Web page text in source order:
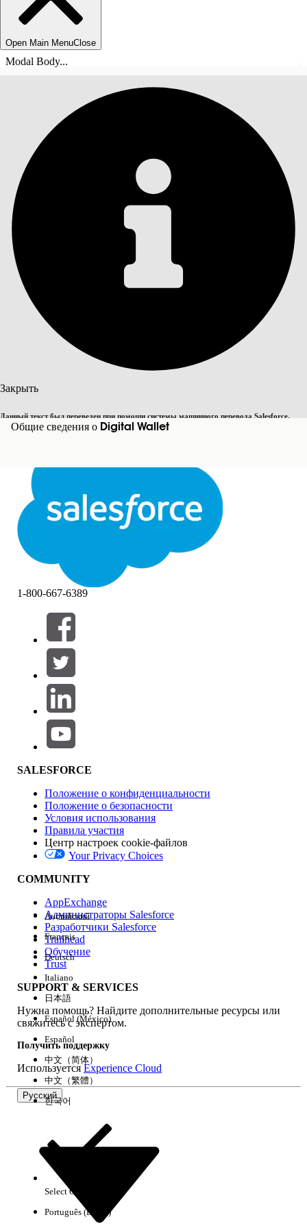
Open Main MenuClose
Modal Body...
Закрыть
Данный текст был переведен при помощи системы машинного перевода Salesforce.
Дополнительные сведения см.здесь.
Переключить на английский
Закрыть
Общие сведения о Digital Wallet
СОДЕРЖАНИЕ
Фильтры (0)
ВЫБРАТЬ ФИЛЬТРЫ
Область продуктов
Влияние на функции
Версия
Возможности
Очистить все Готово
Результаты отсутствуют
1-800-667-6389
SALESFORCE
Положение о конфиденциальности
Положение о безопасности
Условия использования
Правила участия
Центр настроек cookie-файлов
Your Privacy Choices
COMMUNITY
AppExchange
Администраторы Salesforce
Разработчики Salesforce
Trailhead
Обучение
Trust
SUPPORT & SERVICES
Нужна помощь? Найдите дополнительные ресурсы или
свяжитесь с экспертом.
Получить поддержку
ИспользуетсяExperience Cloud
Русский
Английский
Français
Deutsch
Italiano
日本語
Español (México)
Español
中文（简体）
中文（繁體）
한국어
Select Org
Português (Brasil)